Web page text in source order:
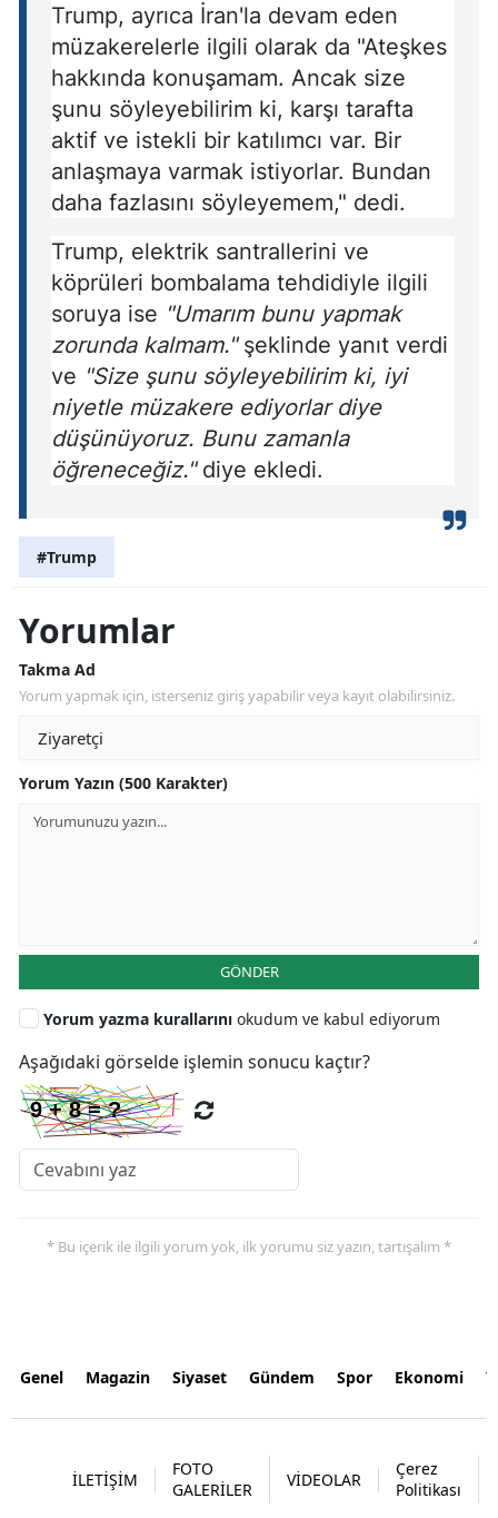
Trump, ayrıca İran'la devam eden
müzakerelerle ilgili olarak da "Ateşkes
hakkında konuşamam. Ancak size
şunu söyleyebilirim ki, karşı tarafta
aktif ve istekli bir katılımcı var. Bir
anlaşmaya varmak istiyorlar. Bundan
daha fazlasını söyleyemem," dedi.
Trump, elektrik santrallerini ve
köprüleri bombalama tehdidiyle ilgili
soruya ise "Umarım bunu yapmak
zorunda kalmam."şeklinde yanıt verdi
ve "Size şunu söyleyebilirim ki, iyi
niyetle müzakere ediyorlar diye
düşünüyoruz. Bunu zamanla
öğreneceğiz."diye ekledi.
#Trump
Yorumlar
Takma Ad
Yorum yapmak için, isterseniz giriş yapabilir veya kayıt olabilirsiniz.
Yorum Yazın (500 Karakter)
GÖNDER
Yorum yazma kurallarını okudum ve kabul ediyorum
Aşağıdaki görselde işlemin sonucu kaçtır?
* Bu içerik ile ilgili yorum yok, ilk yorumu siz yazın, tartışalım *
Genel Magazin Siyaset Gündem Spor Ekonomi
İLETİŞİM
FOTO
GALERİLER
VİDEOLAR
Çerez
Politikası